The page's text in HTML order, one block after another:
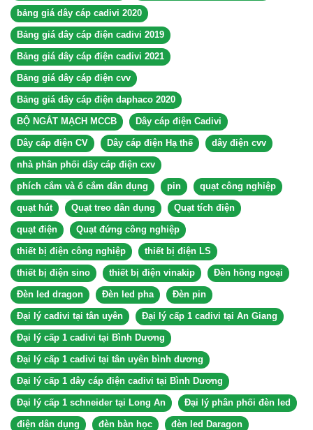
bảng giá dây cáp cadivi 2020
Bảng giá dây cáp điện cadivi 2019
Bảng giá dây cáp điện cadivi 2021
Bảng giá dây cáp điện cvv
Bảng giá dây cáp điện daphaco 2020
BỘ NGẮT MẠCH MCCB Dây cáp điện Cadivi
Dây cáp điện CV Dây cáp điện Hạ thế dây điện cvv
nhà phân phối dây cáp điện cxv
phích cắm và ổ cắm dân dụng pin quạt công nghiệp
quạt hút Quạt treo dân dụng Quạt tích điện
quạt điện Quạt đứng công nghiệp
thiết bị điện công nghiệp thiết bị điện LS
thiết bị điện sino thiết bị điện vinakip Đèn hồng ngoại
Đèn led dragon Đèn led pha Đèn pin
Đại lý cadivi tại tân uyên Đại lý cấp 1 cadivi tại An Giang
Đại lý cấp 1 cadivi tại Bình Dương
Đại lý cấp 1 cadivi tại tân uyên bình dương
Đại lý cấp 1 dây cáp điện cadivi tại Bình Dương
Đại lý cấp 1 schneider tại Long An Đại lý phân phối đèn led
điện dân dụng đèn bàn học đèn led Daragon